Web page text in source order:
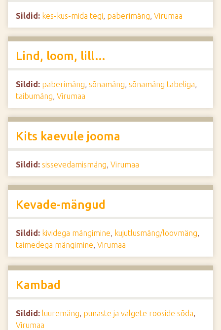
Sildid: kes-kus-mida tegi, paberimäng, Virumaa
Lind, loom, lill…
Sildid: paberimäng, sõnamäng, sõnamäng tabeliga,
taibumäng, Virumaa
Kits kaevule jooma
Sildid: sissevedamismäng, Virumaa
Kevade-mängud
Sildid: kividega mängimine, kujutlusmäng/loovmäng,
taimedega mängimine, Virumaa
Kambad
Sildid: luuremäng, punaste ja valgete rooside sõda,
Virumaa